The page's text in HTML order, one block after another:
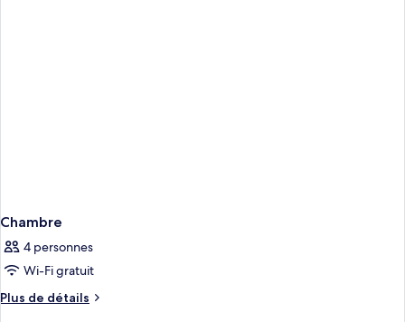
Chambre
4 personnes
Wi-Fi gratuit
Plus de détails
Plus